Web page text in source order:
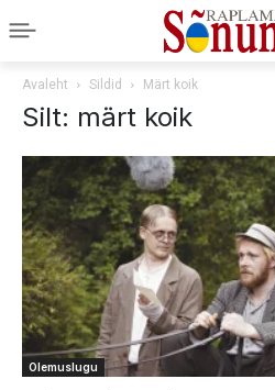
Avaleht Sildid Märt koik
Silt: märt koik
Olemuslugu